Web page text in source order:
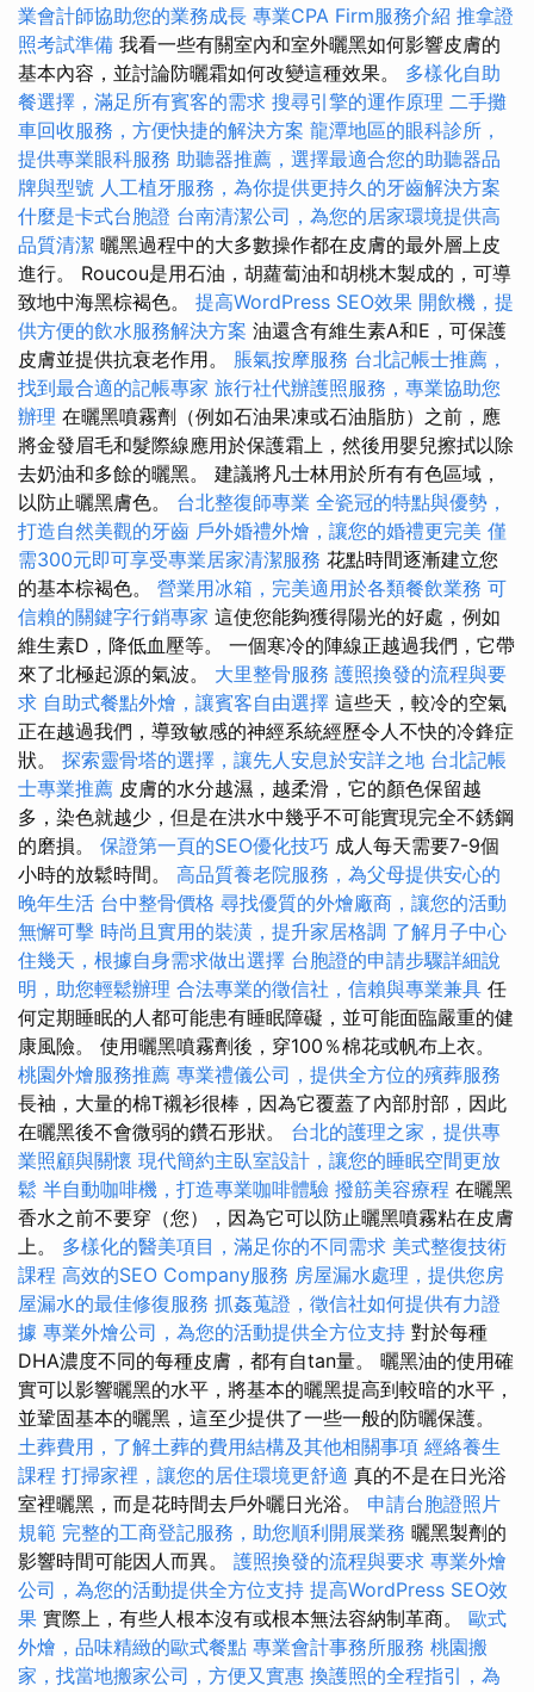
業會計師協助您的業務成長 專業CPA Firm服務介紹 推拿證
照考試準備 我看一些有關室內和室外曬黑如何影響皮膚的
基本內容，並討論防曬霜如何改變這種效果。 多樣化自助
餐選擇，滿足所有賓客的需求 搜尋引擎的運作原理 二手攤
車回收服務，方便快捷的解決方案 龍潭地區的眼科診所，
提供專業眼科服務 助聽器推薦，選擇最適合您的助聽器品
牌與型號 人工植牙服務，為你提供更持久的牙齒解決方案
什麼是卡式台胞證 台南清潔公司，為您的居家環境提供高
品質清潔 曬黑過程中的大多數操作都在皮膚的最外層上皮
進行。 Roucou是用石油，胡蘿蔔油和胡桃木製成的，可導
致地中海黑棕褐色。 提高WordPress SEO效果 開飲機，提
供方便的飲水服務解決方案 油還含有維生素A和E，可保護
皮膚並提供抗衰老作用。 脹氣按摩服務 台北記帳士推薦，
找到最合適的記帳專家 旅行社代辦護照服務，專業協助您
辦理 在曬黑噴霧劑（例如石油果凍或石油脂肪）之前，應
將金發眉毛和髮際線應用於保護霜上，然後用嬰兒擦拭以除
去奶油和多餘的曬黑。 建議將凡士林用於所有有色區域，
以防止曬黑膚色。 台北整復師專業 全瓷冠的特點與優勢，
打造自然美觀的牙齒 戶外婚禮外燴，讓您的婚禮更完美 僅
需300元即可享受專業居家清潔服務 花點時間逐漸建立您
的基本棕褐色。 營業用冰箱，完美適用於各類餐飲業務 可
信賴的關鍵字行銷專家 這使您能夠獲得陽光的好處，例如
維生素D，降低血壓等。 一個寒冷的陣線正越過我們，它帶
來了北極起源的氣波。 大里整骨服務 護照換發的流程與要
求 自助式餐點外燴，讓賓客自由選擇 這些天，較冷的空氣
正在越過我們，導致敏感的神經系統經歷令人不快的冷鋒症
狀。 探索靈骨塔的選擇，讓先人安息於安詳之地 台北記帳
士專業推薦 皮膚的水分越濕，越柔滑，它的顏色保留越
多，染色就越少，但是在洪水中幾乎不可能實現完全不銹鋼
的磨損。 保證第一頁的SEO優化技巧 成人每天需要7-9個
小時的放鬆時間。 高品質養老院服務，為父母提供安心的
晚年生活 台中整骨價格 尋找優質的外燴廠商，讓您的活動
無懈可擊 時尚且實用的裝潢，提升家居格調 了解月子中心
住幾天，根據自身需求做出選擇 台胞證的申請步驟詳細說
明，助您輕鬆辦理 合法專業的徵信社，信賴與專業兼具 任
何定期睡眠的人都可能患有睡眠障礙，並可能面臨嚴重的健
康風險。 使用曬黑噴霧劑後，穿100％棉花或帆布上衣。
桃園外燴服務推薦 專業禮儀公司，提供全方位的殯葬服務
長袖，大量的棉T襯衫很棒，因為它覆蓋了內部肘部，因此
在曬黑後不會微弱的鑽石形狀。 台北的護理之家，提供專
業照顧與關懷 現代簡約主臥室設計，讓您的睡眠空間更放
鬆 半自動咖啡機，打造專業咖啡體驗 撥筋美容療程 在曬黑
香水之前不要穿（您），因為它可以防止曬黑噴霧粘在皮膚
上。 多樣化的醫美項目，滿足你的不同需求 美式整復技術
課程 高效的SEO Company服務 房屋漏水處理，提供您房
屋漏水的最佳修復服務 抓姦蒐證，徵信社如何提供有力證
據 專業外燴公司，為您的活動提供全方位支持 對於每種
DHA濃度不同的每種皮膚，都有自tan量。 曬黑油的使用確
實可以影響曬黑的水平，將基本的曬黑提高到較暗的水平，
並鞏固基本的曬黑，這至少提供了一些一般的防曬保護。
土葬費用，了解土葬的費用結構及其他相關事項 經絡養生
課程 打掃家裡，讓您的居住環境更舒適 真的不是在日光浴
室裡曬黑，而是花時間去戶外曬日光浴。 申請台胞證照片
規範 完整的工商登記服務，助您順利開展業務 曬黑製劑的
影響時間可能因人而異。 護照換發的流程與要求 專業外燴
公司，為您的活動提供全方位支持 提高WordPress SEO效
果 實際上，有些人根本沒有或根本無法容納制革商。 歐式
外燴，品味精緻的歐式餐點 專業會計事務所服務 桃園搬
家，找當地搬家公司，方便又實惠 換護照的全程指引，為